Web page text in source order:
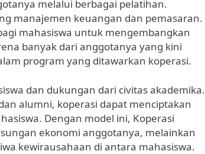
melalui berbagai pelatihan.
manajemen keuangan dan pemasaran.
mahasiswa untuk mengembangkan
banyak dari anggotanya yang kini
program yang ditawarkan koperasi.
dan dukungan dari civitas akademika.
alumni, koperasi dapat menciptakan
Dengan model ini, Koperasi
ekonomi anggotanya, melainkan
kewirausahaan di antara mahasiswa.